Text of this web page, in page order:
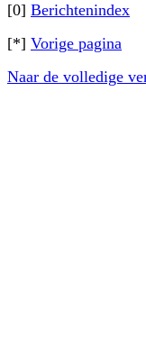
[0] Berichtenindex
[*] Vorige pagina
Naar de volledige